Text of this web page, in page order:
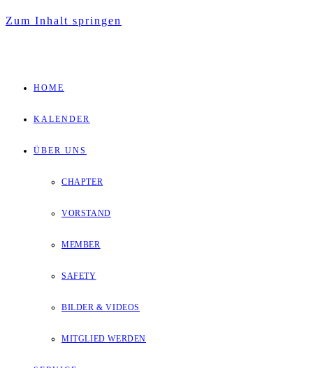
Zum Inhalt springen
HOME
KALENDER
ÜBER UNS
CHAPTER
VORSTAND
MEMBER
SAFETY
BILDER & VIDEOS
MITGLIED WERDEN